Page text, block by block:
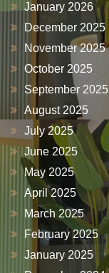
January 2026
December 2025
November 2025
October 2025
September 2025
August 2025
July 2025
June 2025
May 2025
April 2025
March 2025
February 2025
January 2025